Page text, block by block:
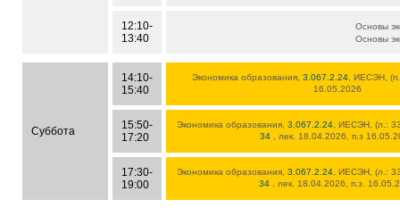
12:10-
13:40
Основы
Основы
Суббота
14:10-
15:40
Экономика образования, 3.067.2.24 , ИЕСЭН,
16.05.2026
15:50-
17:20
Экономика образования,3.067.2.24 , ИЕСЭН, (л.:
34
, лек. 18.04.2026, п.з
17:30-
19:00
Экономика образования,3.067.2.24 , ИЕСЭН, (л.:
34
, лек. 18.04.2026, п.з.